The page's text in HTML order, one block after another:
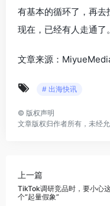
有基本的循环了，再去
现在，已经有人走通了
文章来源：
# 出海快讯
© 版权声明
文章版权归作者所有，未经允
上一篇
TikTok调研竞品时，要小心
个“起量假象”